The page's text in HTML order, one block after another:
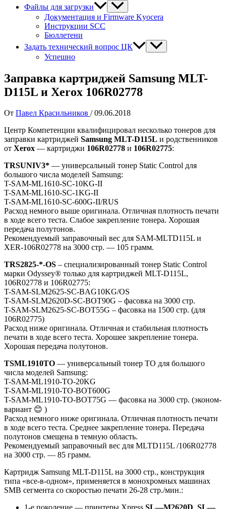
Файлы для загрузки
Документация и Firmware Kyocera
Инструкции SCC
Бюллетени
Задать технический вопрос ЦК
Успешно
Заправка картриджей Samsung MLT-
D115L и Xerox 106R02778
От Павел Красильников /09.06.2018
Центр Компетенции квалифицировал несколько тонеров для
заправки картриджей Samsung MLT-D115L и родственников
от Xerox — картриджи 106R02778 и 106R02775:
TRSUNIV3* — универсальный тонер Static Control для
большого числа моделей Samsung:
T-SAM-ML1610-SC-10KG-II
​T-SAM-ML1610-SC-1KG-II
​T-SAM-ML1610-SC-600G-II/RUS
Расход немного выше оригинала. Отличная плотность печати
в ходе всего теста. Слабое закрепление тонера. Хорошая
передача полутонов.
Рекомендуемый заправочный вес для SAM-MLTD115L и
XER-106R02778 на 3000 стр. — 105 грамм.
TRS2825-*-OS – специализированный тонер Static Control
марки Odyssey® только для картриджей MLT-D115L,
106R02778 и 106R02775:
T-SAM-SLM2625-SC-BAG10KG/OS
T-SAM-SLM2620D-SC-BOT90G – фасовка на 3000 стр.
T-SAM-SLM2625-SC-BOT55G – фасовка на 1500 стр. (для
106R02775)
Расход ниже оригинала. Отличная и стабильная плотность
печати в ходе всего теста. Хорошее закрепление тонера.
Хорошая передача полутонов.
TSML1910TO — универсальный тонер TO для большого
числа моделей Samsung:
T-SAM-ML1910-TO-20KG
T-SAM-ML1910-TO-BOT600G
T-SAM-ML1910-TO-BOT75G — фасовка на 3000 стр. (эконом-
вариант 😊 )
Расход немного ниже оригинала. Отличная плотность печати
в ходе всего теста. Среднее закрепление тонера. Передача
полутонов смещена в темную область.
Рекомендуемый заправочный вес для MLTD115L /106R02778
на 3000 стр. — 85 грамм.
Картридж Samsung MLT-D115L на 3000 стр., конструкция
типа «все-в-одном», применяется в монохромных машинах
SMB сегмента со скоростью печати 26-28 стр./мин.: